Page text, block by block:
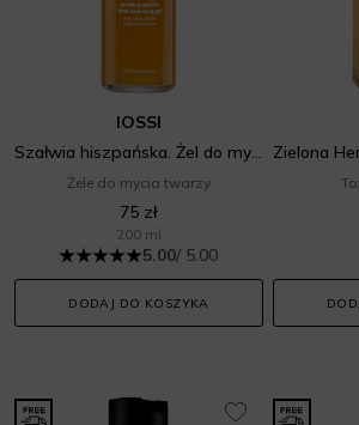
IOSSI
Szałwia hiszpańska. Żel do mycia twarzy
Żele do mycia twarzy
75 zł
200 ml
5.00/ 5.00
DODAJ DO KOSZYKA